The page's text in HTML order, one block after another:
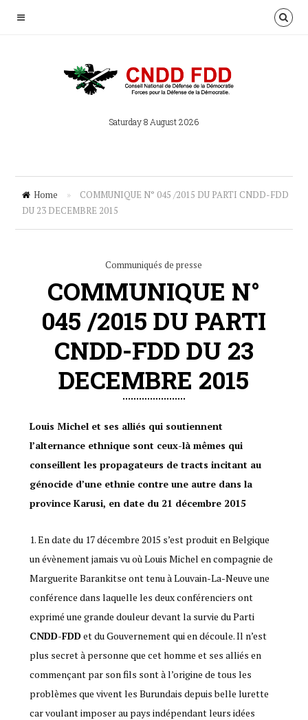
Saturday 8 August 2026
Home »
COMMUNIQUE N° 045 /2015 DU PARTI CNDD-FDD
DU 23 DECEMBRE 2015
Communiqués de presse
COMMUNIQUE N°
045 /2015 DU PARTI
CNDD-FDD DU 23
DECEMBRE 2015
Louis Michel et ses alliés qui soutiennent
l’alternance ethnique sont ceux-là mêmes qui
conseillent les propagateurs de tracts incitant au
génocide d’une ethnie contre une autre dans la
province Karusi, en date du 21 décembre 2015
En date du 17 décembre 2015 s’est produit en Belgique
un évènement jamais vu où Louis Michel en compagnie de
Marguerite Barankitse ont tenu à Louvain-La-Neuve une
conférence dans laquelle les deux conférenciers ont
exprimé une grande douleur devant la survie du Parti
CNDD-FDDet du Gouvernement qui en découle. Il n’est
plus secret à personne que cet homme et ses alliés en
commençant par son fils sont à l’origine de tous les
problèmes que vivent les Burundais depuis belle lurette
car voulant imposer au pays indépendant leurs idées